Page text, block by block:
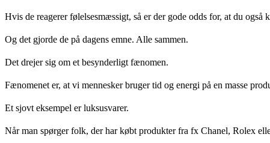
Hvis de reagerer følelsesmæssigt, så er der gode odds for, at du også
Og det gjorde de på dagens emne. Alle sammen.
Det drejer sig om et besynderligt fænomen.
Fænomenet er, at vi mennesker bruger tid og energi på en masse
Et sjovt eksempel er luksusvarer.
Når man spørger folk, der har købt produkter fra fx Chanel, Rolex